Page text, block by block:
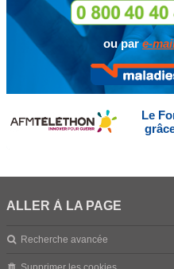
ou pare-
Le
ALLER À LA PAGE
Recherche avancée